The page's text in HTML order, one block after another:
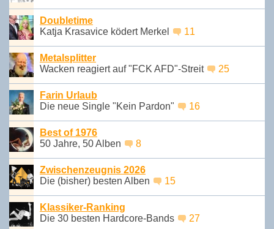
Doubletime
Katja Krasavice ködert Merkel
11
Metalsplitter
Wacken reagiert auf "FCK AFD"-Streit
25
Farin Urlaub
Die neue Single "Kein Pardon"
16
Best of 1976
50 Jahre, 50 Alben
8
Zwischenzeugnis 2026
Die (bisher) besten Alben
15
Klassiker-Ranking
Die 30 besten Hardcore-Bands
27